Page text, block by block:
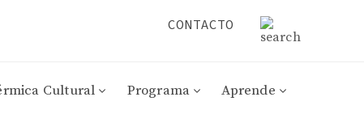
CONTACTO
Cultural Programa Aprende